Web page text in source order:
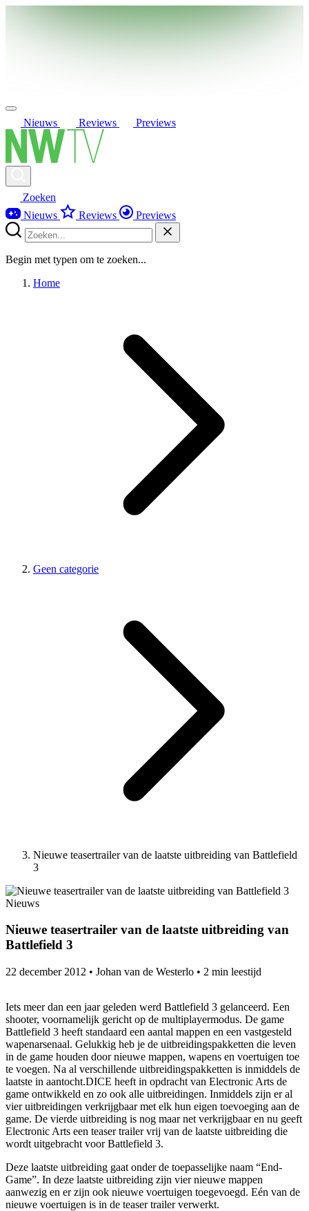
Nieuws Reviews Previews
Zoeken
Nieuws
Reviews Previews
Begin met typen om te zoeken...
Home
Geen categorie
Nieuwe teasertrailer van de laatste uitbreiding van Battlefield
3
Nieuws
Nieuwe teasertrailer van de laatste uitbreiding van
Battlefield 3
22 december 2012 • Johan van de Westerlo • 2 min leestijd
Iets meer dan een jaar geleden werd Battlefield 3 gelanceerd. Een
shooter, voornamelijk gericht op de multiplayermodus. De game
Battlefield 3 heeft standaard een aantal mappen en een vastgesteld
wapenarsenaal. Gelukkig heb je de uitbreidingspakketten die leven
in de game houden door nieuwe mappen, wapens en voertuigen toe
te voegen. Na al verschillende uitbreidingspakketten is inmiddels de
laatste in aantocht.DICE heeft in opdracht van Electronic Arts de
game ontwikkeld en zo ook alle uitbreidingen. Inmiddels zijn er al
vier uitbreidingen verkrijgbaar met elk hun eigen toevoeging aan de
game. De vierde uitbreiding is nog maar net verkrijgbaar en nu geeft
Electronic Arts een teaser trailer vrij van de laatste uitbreiding die
wordt uitgebracht voor Battlefield 3.
Deze laatste uitbreiding gaat onder de toepasselijke naam “End-
Game”. In deze laatste uitbreiding zijn vier nieuwe mappen
aanwezig en er zijn ook nieuwe voertuigen toegevoegd. Eén van de
nieuwe voertuigen is in de teaser trailer verwerkt.